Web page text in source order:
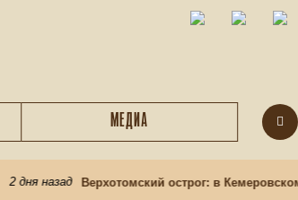
МЕДИА
2 дня назад Верхотомский острог: в Кемеровском